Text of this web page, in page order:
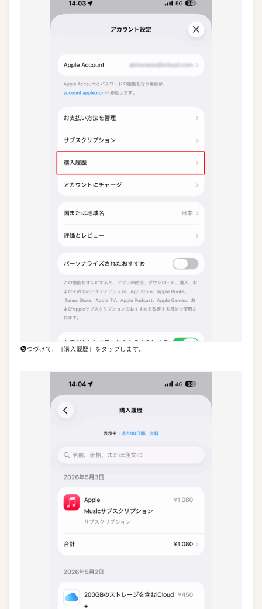
❺つづけて、［購入履歴］をタップします。